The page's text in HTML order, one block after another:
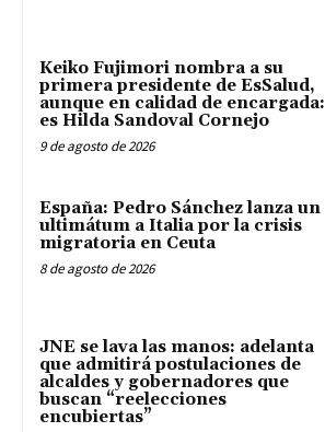
Keiko Fujimori nombra a su
primera presidente de EsSalud,
aunque en calidad de encargada:
es Hilda Sandoval Cornejo
9 de agosto de 2026
España: Pedro Sánchez lanza un
ultimátum a Italia por la crisis
migratoria en Ceuta
8 de agosto de 2026
JNE se lava las manos: adelanta
que admitirá postulaciones de
alcaldes y gobernadores que
buscan “reelecciones
encubiertas”